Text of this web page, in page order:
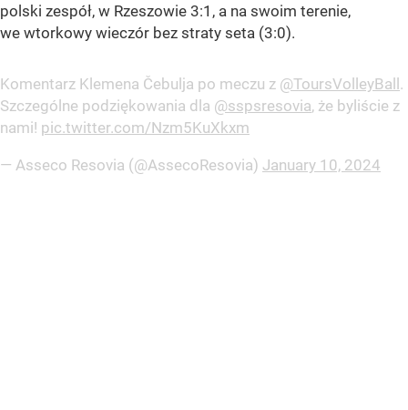
polski zespół, w Rzeszowie 3:1, a na swoim terenie,
we wtorkowy wieczór bez straty seta (3:0).
Komentarz Klemena Čebulja po meczu z @ToursVolleyBall.
Szczególne podziękowania dla @sspsresovia, że byliście z
nami! pic.twitter.com/Nzm5KuXkxm
— Asseco Resovia (@AssecoResovia) January 10, 2024